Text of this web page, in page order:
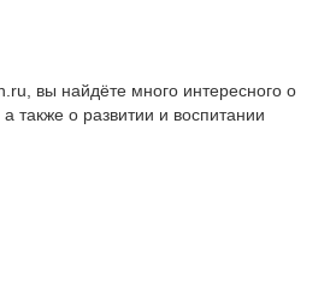
вы найдёте много интересного о
также о развитии и воспитании